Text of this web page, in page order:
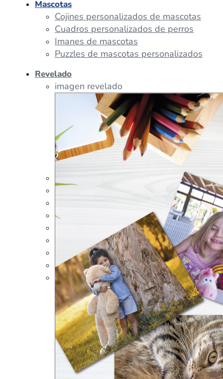
Tazas Personalizadas
Peluches Personalizados
Portalápices Personalizados
Puzles Personalizados
Juegos de Mesa
Alfombrillas Personalizadas
Lámparas LED
Mascotas
Cojines personalizados de mascotas
Cuadros personalizados de perros
Imanes de mascotas
Puzzles de mascotas personalizados
Revelado
imagen revelado